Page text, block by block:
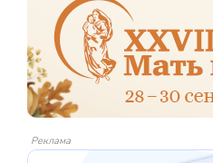
Реклама